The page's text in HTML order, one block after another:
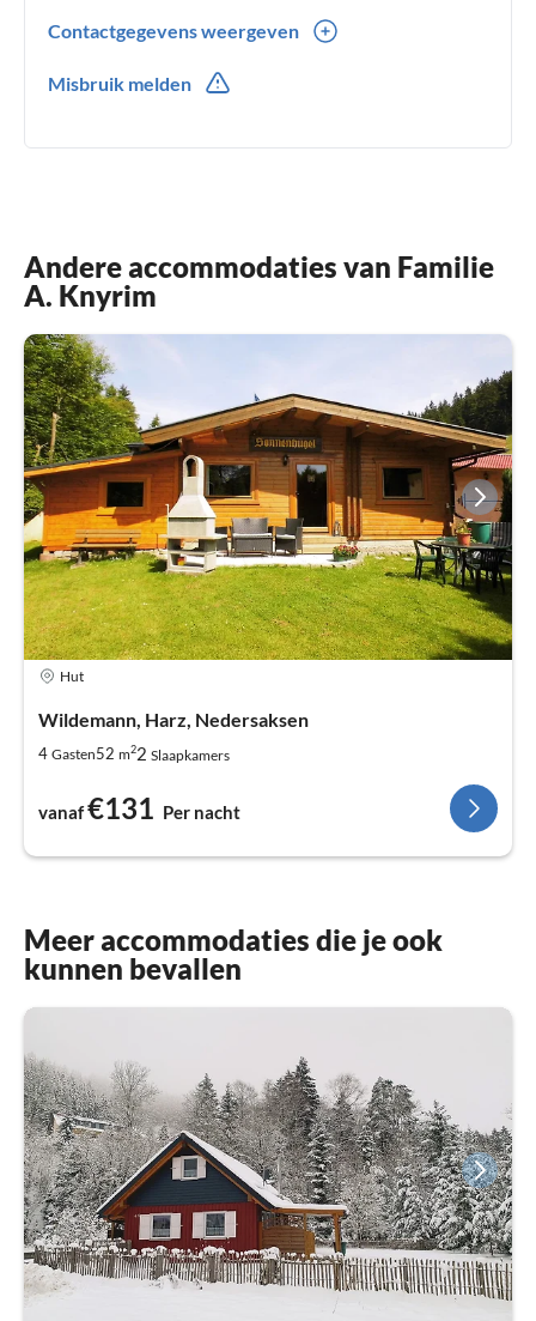
Contactgegevens weergeven
Misbruik melden
Andere accommodaties van Familie
A. Knyrim
Hut
Wildemann, Harz, Nedersaksen
4 Gasten52 m22 Slaapkamers
vanaf€131 Per nacht
Meer accommodaties die je ook
kunnen bevallen